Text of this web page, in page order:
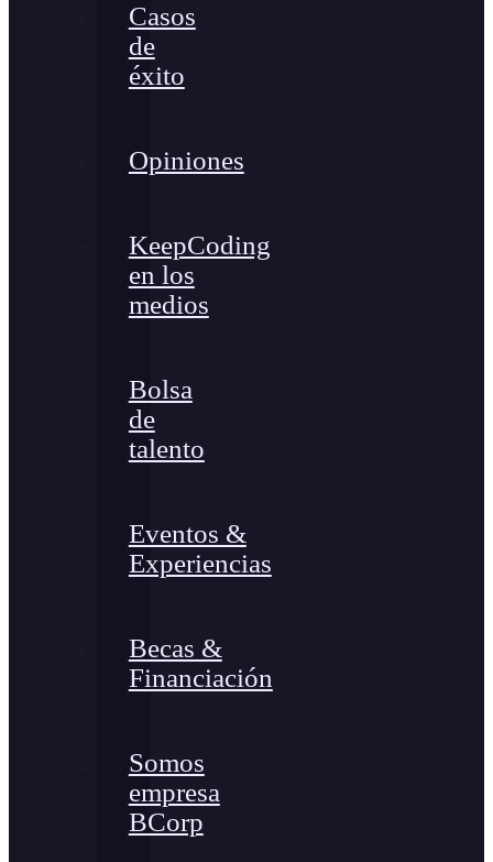
Casos
de
éxito
Opiniones
KeepCoding
en los
medios
Bolsa
de
talento
Eventos &
Experiencias
Becas &
Financiación
Somos
empresa
BCorp